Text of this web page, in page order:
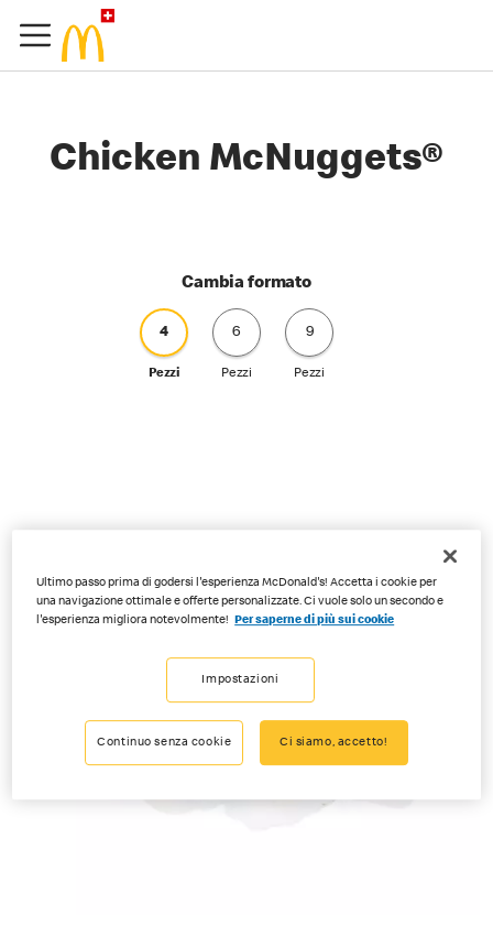
Chicken McNuggets®
Cambia formato
4
Pezzi
6
Pezzi
9
Pezzi
Ultimo passo prima di godersi l'esperienza McDonald's! Accetta i cookie per
una navigazione ottimale e offerte personalizzate. Ci vuole solo un secondo e
l'esperienza migliora notevolmente! Per saperne di più sui cookie
Impostazioni
Continuo senza cookie Ci siamo, accetto!